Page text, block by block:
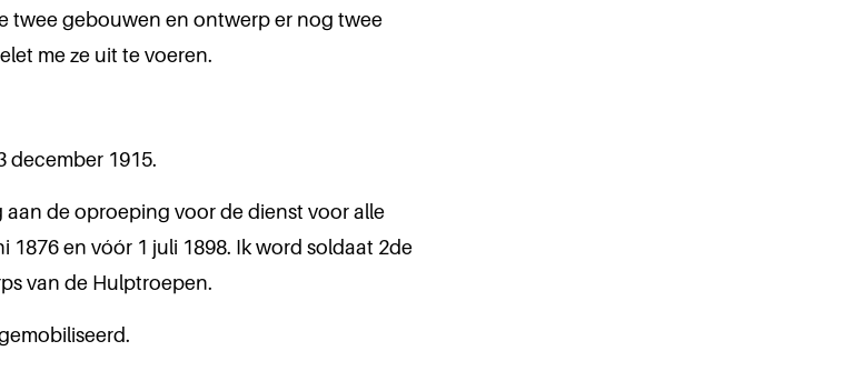
twee gebouwen en ontwerp er nog twee
me ze uit te voeren.
december 1915.
aan de oproeping voor de dienst voor alle
1876 en vóór 1 juli 1898. Ik word soldaat 2de
van de Hulptroepen.